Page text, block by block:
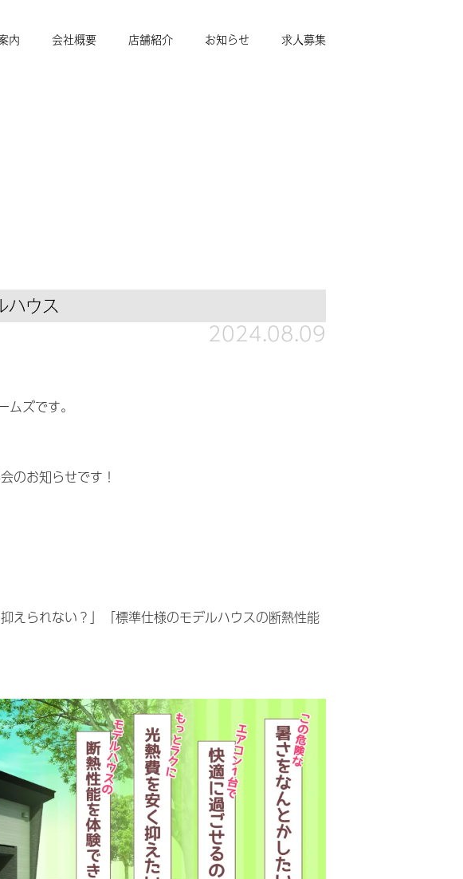
求人募集
お知らせ
店舗紹介
会社概要
内
ハウス
2024.08.09
ズです。
のお知らせです！
えられない？」「標準仕様のモデルハウスの断熱性能